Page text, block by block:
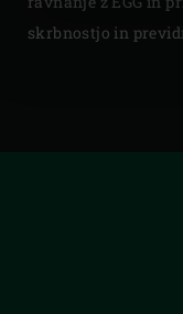
skrbnostjo in